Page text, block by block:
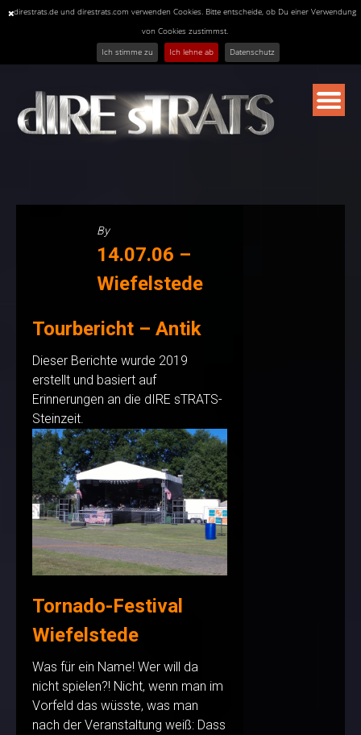
direstrats.de und direstrats.com verwenden Cookies. Bitte entscheide, ob Du einer Verwendung
von Cookies zustimmst.
Ich stimme zu
Ich lehne ab Datenschutz
content
By
14.07.06 –
Wiefelstede
Tourbericht – Antik
Dieser Berichte wurde 2019
erstellt und basiert auf
Erinnerungen an die dIRE sTRATS-
Steinzeit.
Tornado-Festival
Wiefelstede
Was für ein Name! Wer will da
nicht spielen?! Nicht, wenn man im
Vorfeld das wüsste, was man
nach der Veranstaltung weiß: Dass